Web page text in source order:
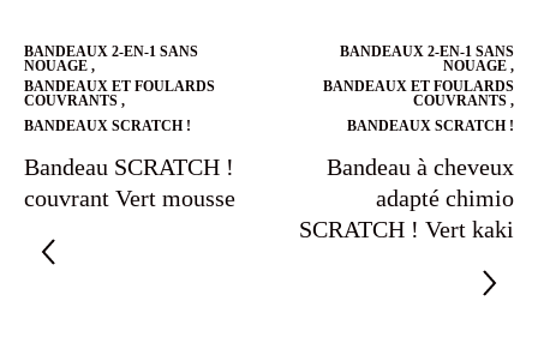
BANDEAUX 2-EN-1 SANS
NOUAGE ,
BANDEAUX ET FOULARDS
COUVRANTS ,
BANDEAUX SCRATCH !
Bandeau SCRATCH !
couvrant Vert mousse
BANDEAUX 2-EN-1 SANS
NOUAGE ,
BANDEAUX ET FOULARDS
COUVRANTS ,
BANDEAUX SCRATCH !
Bandeau à cheveux
adapté chimio
SCRATCH ! Vert kaki